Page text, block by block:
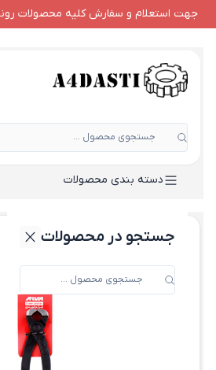
جهت استعلام و سفارش کلیه محصولات
جستجوی محصول ...
جستجو در محصولات
دسته بندی محصولات